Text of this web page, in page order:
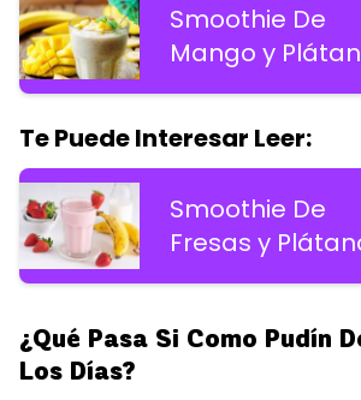
Smoothie De
Mango y
Te Puede Interesar Leer:
Smoothie De
Fresas y
¿Qué Pasa Si Como Pudín
Los Días?